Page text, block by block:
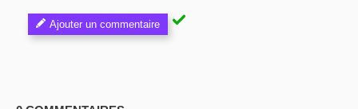
Ajouter un commentaire